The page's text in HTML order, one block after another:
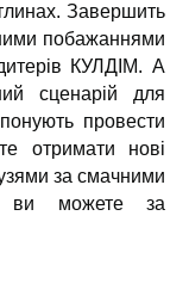
Завершить
побажаннями
КУЛДІМ. А
сценарій для
провести
отримати нові
за смачними
ви можете за